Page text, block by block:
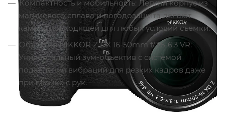
Компактность и мобильность: Легкий корпус из
магниевого сплава и погодозащита делают
камеру подходящей для любых условий съемки.
Объектив NIKKOR Z DX 16-50mm f/3.5-6.3 VR:
Универсальный зум-объектив с системой
подавления вибраций для резких кадров даже
при съемке с рук.